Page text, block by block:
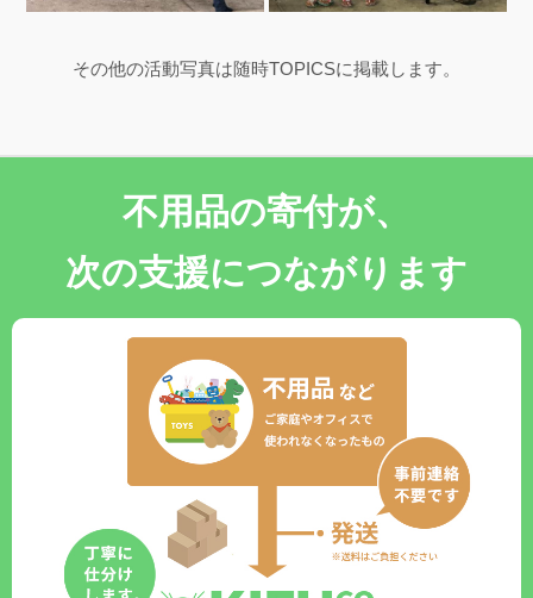
その他の活動写真は随時TOPICSに掲載します。
不用品の寄付が、
次の支援につながります